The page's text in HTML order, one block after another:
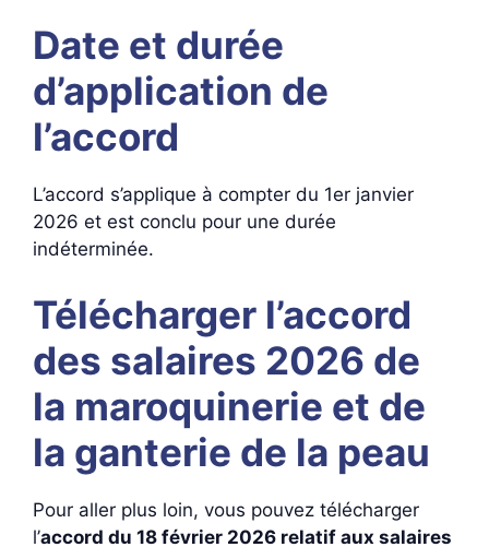
Date et durée
d’application de
l’accord
L’accord s’applique à compter du 1er janvier
2026 et est conclu pour une durée
indéterminée.
Télécharger l’accord
des salaires 2026 de
la maroquinerie et de
la ganterie de la peau
Pour aller plus loin, vous pouvez télécharger
l’accord du 18 février 2026 relatif aux salaires